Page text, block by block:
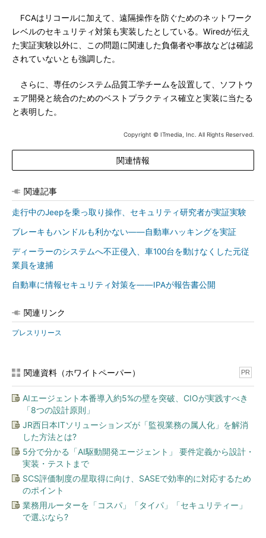
FCAはリコールに加えて、遠隔操作を防ぐためのネットワーク
レベルのセキュリティ対策も実装したとしている。Wiredが伝え
た実証実験以外に、この問題に関連した負傷者や事故などは確認
されていないとも強調した。
さらに、専任のシステム品質工学チームを設置して、ソフトウ
ェア開発と統合のためのベストプラクティス確立と実装に当たる
と表明した。
Copyright © ITmedia, Inc. All Rights Reserved.
関連情報
関連記事
走行中のJeepを乗っ取り操作、セキュリティ研究者が実証実験
ブレーキもハンドルも利かない――自動車ハッキングを実証
ディーラーのシステムへ不正侵入、車100台を動けなくした元従
業員を逮捕
自動車に情報セキュリティ対策を――IPAが報告書公開
関連リンク
プレスリリース
関連資料（ホワイトペーパー） PR
AIエージェント本番導入約5%の壁を突破、CIOが実践すべき
「8つの設計原則」
JR西日本ITソリューションズが「監視業務の属人化」を解消
した方法とは?
5分で分かる「AI駆動開発エージェント」 要件定義から設計・
実装・テストまで
SCS評価制度の星取得に向け、SASEで効率的に対応するため
のポイント
業務用ルーターを「コスパ」「タイパ」「セキュリティー」
で選ぶなら?